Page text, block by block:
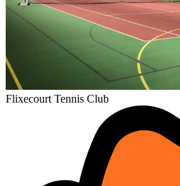
Flixecourt Tennis Club